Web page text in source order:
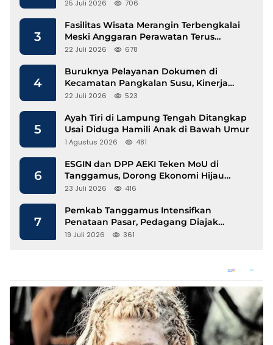
25 Juli 2026 706
3
Fasilitas Wisata Merangin Terbengkalai
Meski Anggaran Perawatan Terus
Mengalir
22 Juli 2026 678
4
Buruknya Pelayanan Dokumen di
Kecamatan Pangkalan Susu, Kinerja
Disdukcapil Langkat Disorot
22 Juli 2026 523
5
Ayah Tiri di Lampung Tengah Ditangkap
Usai Diduga Hamili Anak di Bawah Umur
1 Agustus 2026 481
6
ESGIN dan DPP AEKI Teken MoU di
Tanggamus, Dorong Ekonomi Hijau
Berbasis Kopi dan Perdagangan Karbon
23 Juli 2026 416
7
Pemkab Tanggamus Intensifkan
Penataan Pasar, Pedagang Diajak
Tempati Pasar Modern Talang Padang
19 Juli 2026 361